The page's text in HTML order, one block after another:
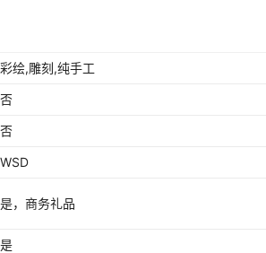
彩绘,雕刻,纯手工
否
否
WSD
是，商务礼品
是